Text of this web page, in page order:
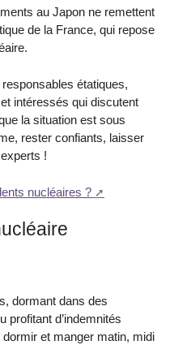
au Japon ne remettent
de la France, qui repose
étatiques,
intéressés qui discutent
la situation est sous
rester confiants, laisser
!
nucléaires ?
dormant dans des
profitant d’indemnités
et manger matin, midi